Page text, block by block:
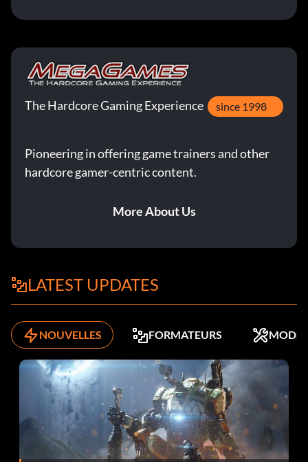
The Hardcore Gaming Experience since 1998
Pioneering in offering game trainers and other
hardcore gamer-centric content.
More About Us
LATEST UPDATES
NOUVELLES FORMATEURS MODS